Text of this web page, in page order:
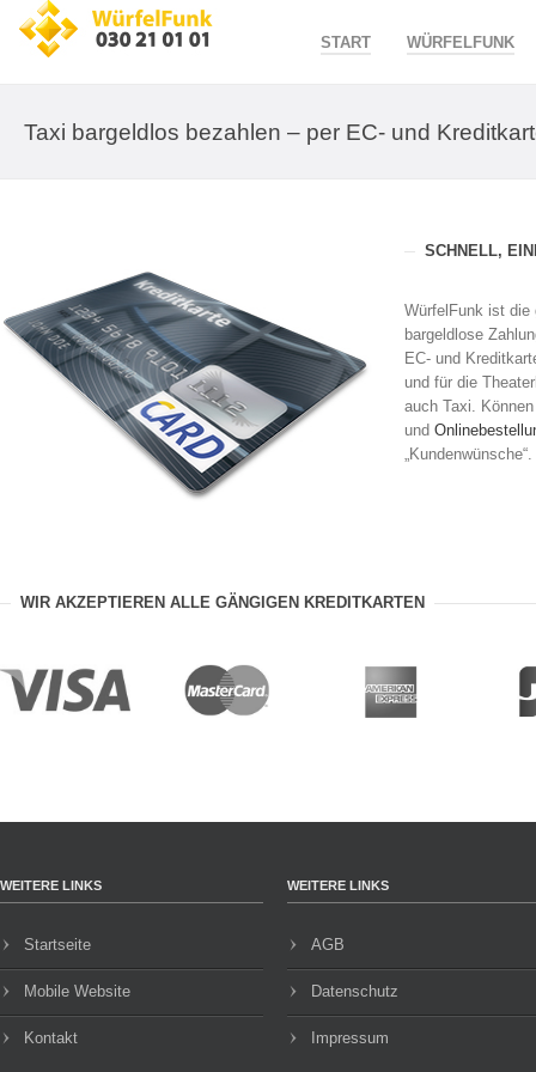
START WÜRFELFUNK
Taxi bargeldlos bezahlen – per EC- und
SCHNELL,
WürfelFunk ist die
bargeldlose
EC- und
und für die
auch Taxi.
und
„Kundenwünsche“.
WIR AKZEPTIEREN ALLE GÄNGIGEN KREDITKARTEN
WEITERE LINKS
Startseite
Mobile Website
Kontakt
WEITERE LINKS
AGB
Datenschutz
Impressum